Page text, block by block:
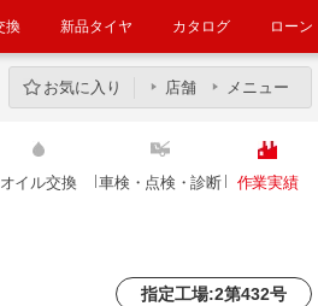
換 新品タイヤ カタログ ローン
お気に入り 店舗 メニュー
オイル交換 車検・点検・診断 作業実績
指定工場:2第432号